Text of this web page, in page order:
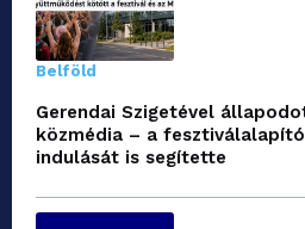
Belföld
Gerendai Szigetével
közmédia – a
indulását is segítette